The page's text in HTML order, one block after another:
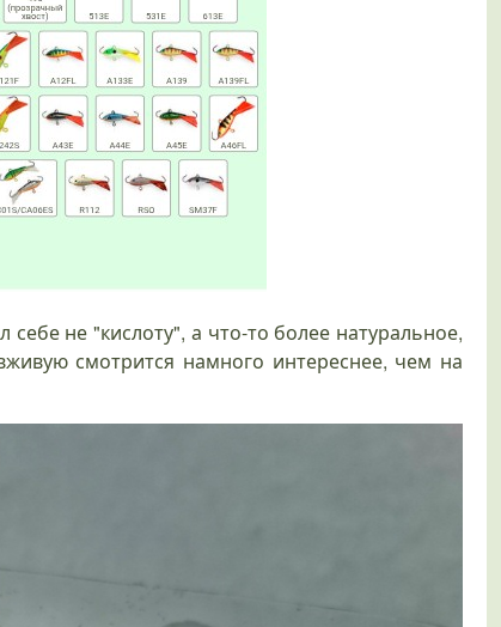
не "кислоту", а что-то более натуральное,
смотрится намного интереснее, чем на